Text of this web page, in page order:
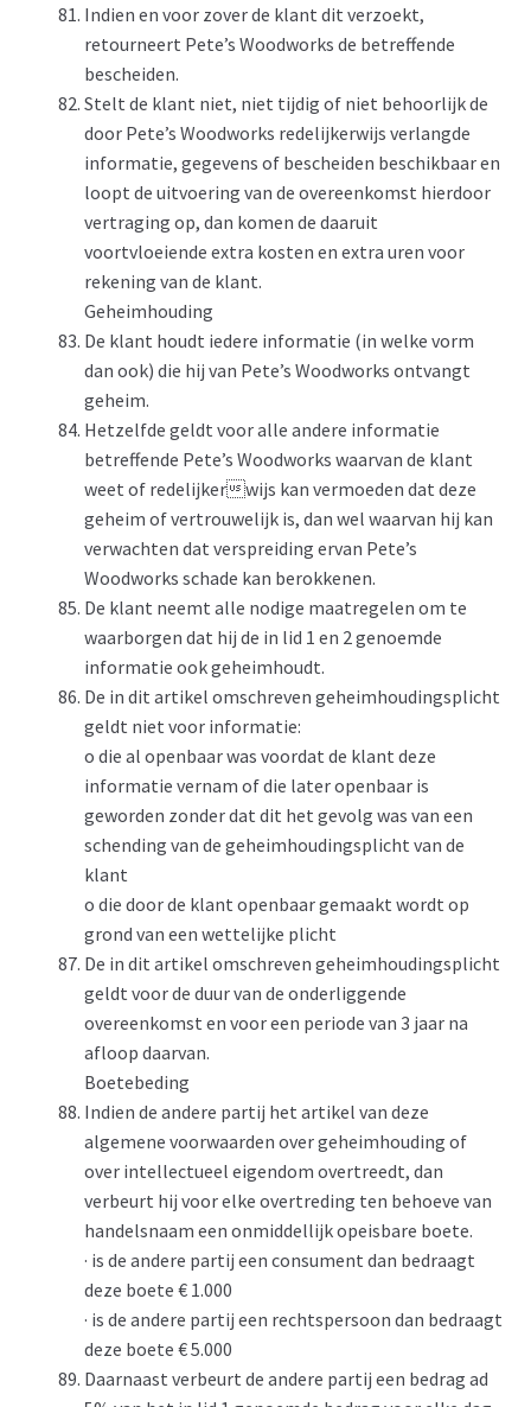
Indien en voor zover de klant dit verzoekt,
retourneert Pete’s Woodworks de betreffende
bescheiden.
Stelt de klant niet, niet tijdig of niet behoorlijk de
door Pete’s Woodworks redelijkerwijs verlangde
informatie, gegevens of bescheiden beschikbaar en
loopt de uitvoering van de overeenkomst hierdoor
vertraging op, dan komen de daaruit
voortvloeiende extra kosten en extra uren voor
rekening van de klant.
Geheimhouding
De klant houdt iedere informatie (in welke vorm
dan ook) die hij van Pete’s Woodworks ontvangt
geheim.
Hetzelfde geldt voor alle andere informatie
betreffende Pete’s Woodworks waarvan de klant
weet of redelijkerwijs kan vermoeden dat deze
geheim of vertrouwelijk is, dan wel waarvan hij kan
verwachten dat verspreiding ervan Pete’s
Woodworks schade kan berokkenen.
De klant neemt alle nodige maatregelen om te
waarborgen dat hij de in lid 1 en 2 genoemde
informatie ook geheimhoudt.
De in dit artikel omschreven geheimhoudingsplicht
geldt niet voor informatie:
o die al openbaar was voordat de klant deze
informatie vernam of die later openbaar is
geworden zonder dat dit het gevolg was van een
schending van de geheimhoudingsplicht van de
klant
o die door de klant openbaar gemaakt wordt op
grond van een wettelijke plicht
De in dit artikel omschreven geheimhoudingsplicht
geldt voor de duur van de onderliggende
overeenkomst en voor een periode van 3 jaar na
afloop daarvan.
Boetebeding
Indien de andere partij het artikel van deze
algemene voorwaarden over geheimhouding of
over intellectueel eigendom overtreedt, dan
verbeurt hij voor elke overtreding ten behoeve van
handelsnaam een onmiddellijk opeisbare boete.
· is de andere partij een consument dan bedraagt
deze boete € 1.000
· is de andere partij een rechtspersoon dan bedraagt
deze boete € 5.000
Daarnaast verbeurt de andere partij een bedrag ad